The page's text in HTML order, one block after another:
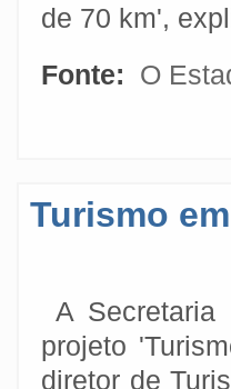
de 70 km',
Fonte:
O
Turismo
A
projeto
diretor de